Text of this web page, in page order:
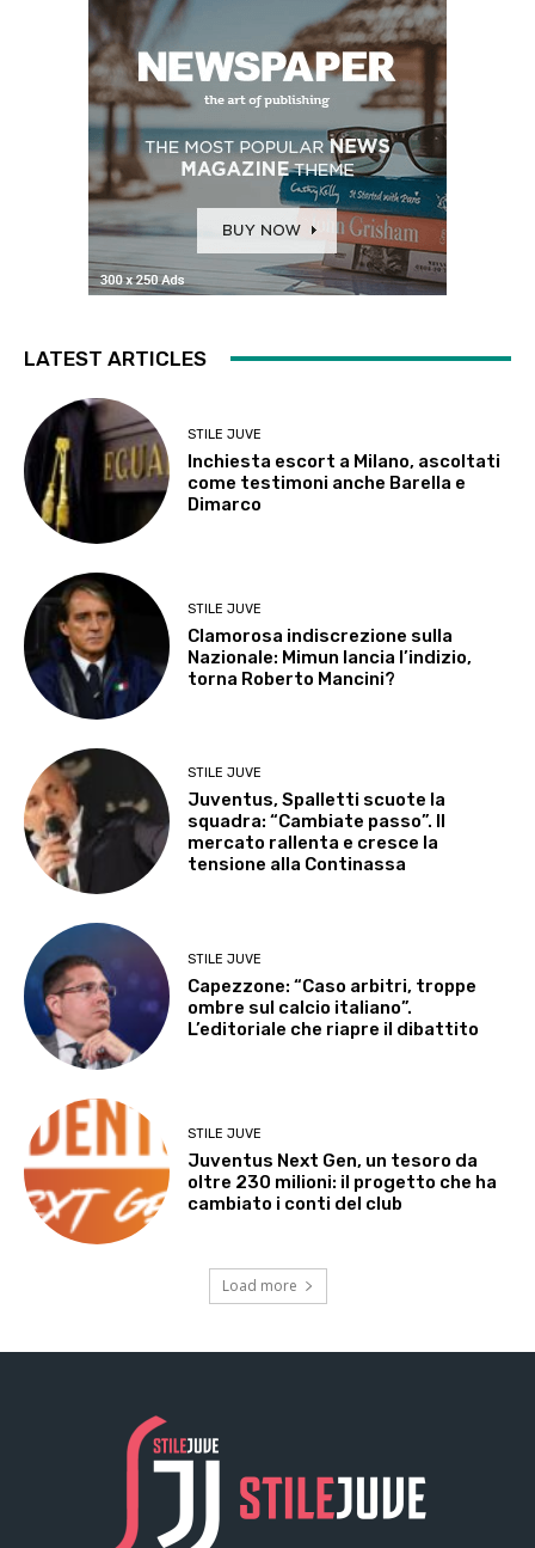
LATEST ARTICLES
STILE JUVE
Inchiesta escort a Milano, ascoltati
come testimoni anche Barella e
Dimarco
STILE JUVE
Clamorosa indiscrezione sulla
Nazionale: Mimun lancia l’indizio,
torna Roberto Mancini?
STILE JUVE
Juventus, Spalletti scuote la
squadra: “Cambiate passo”. Il
mercato rallenta e cresce la
tensione alla Continassa
STILE JUVE
Capezzone: “Caso arbitri, troppe
ombre sul calcio italiano”.
L’editoriale che riapre il dibattito
STILE JUVE
Juventus Next Gen, un tesoro da
oltre 230 milioni: il progetto che ha
cambiato i conti del club
Load more